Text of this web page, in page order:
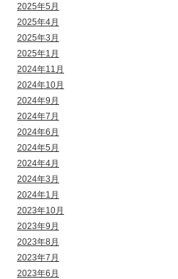
2025年5月
2025年4月
2025年3月
2025年1月
2024年11月
2024年10月
2024年9月
2024年7月
2024年6月
2024年5月
2024年4月
2024年3月
2024年1月
2023年10月
2023年9月
2023年8月
2023年7月
2023年6月